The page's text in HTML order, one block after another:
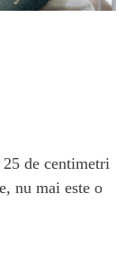
25 de centimetri
nu mai este o